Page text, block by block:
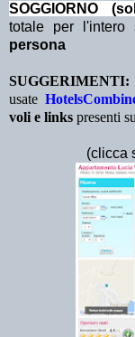
SOGGIORNO
totale per l'intero
persona
SUGGERIMENTI:
usate
voli e links presenti su
(clicca